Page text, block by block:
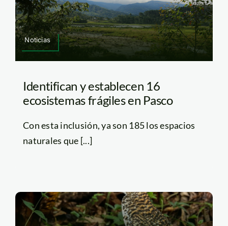
Noticias
Identifican y establecen 16
ecosistemas frágiles en Pasco
Con esta inclusión, ya son 185 los espacios
naturales que [...]